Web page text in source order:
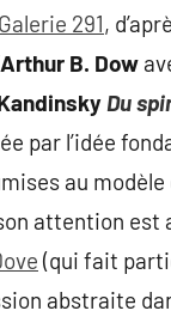
Galerie 291,
Arthur B. Dow
Du
par l’idée
au
attention est
(qui fait
abstraite